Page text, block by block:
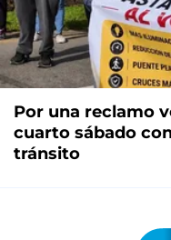
Por una reclamo
cuarto sábado
tránsito